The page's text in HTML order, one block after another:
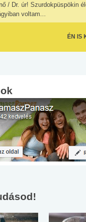
/ Dr. úr! Szurdokpüspökin
voltam...
ÉN IS